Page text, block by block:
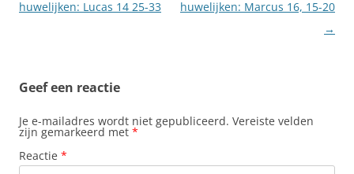
huwelijken: Lucas 14 25-33
huwelijken: Marcus 16, 15-20
→
Geef een reactie
Je e-mailadres wordt niet gepubliceerd. Vereiste velden
zijn gemarkeerd met *
Reactie *